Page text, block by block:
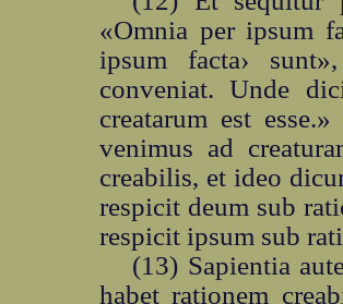
«Omnia per ipsum
ipsum facta›
conveniat. Unde
creatarum est
venimus ad
creabilis, et ideo
respicit deum sub
respicit ipsum sub
(13) Sapientia
habet rationem